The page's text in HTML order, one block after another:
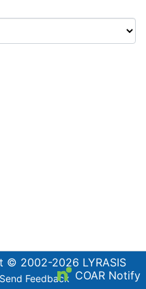
© 2002-2026 LYRASIS
Send Feedback COAR Notify